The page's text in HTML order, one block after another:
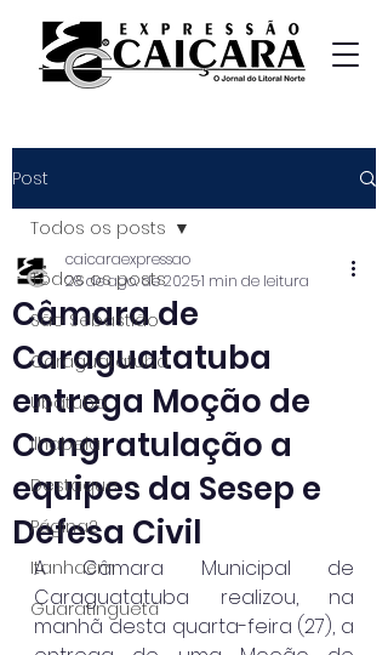
Post
Todos os posts
São Sebastião
Caraguatatuba
Ubatuba
Ilhabela
Destaque
Página2
Itanhaém
Guaratinguetá
Todos os posts
Câmara de
Caraguatatuba
entrega Moção de
Congratulação a
equipes da Sesep e
Defesa Civil
caicaraexpressao
28 de ago. de 20251 min de leitura
A Câmara Municipal de
Caraguatatuba realizou, na
manhã desta quarta-feira (27), a